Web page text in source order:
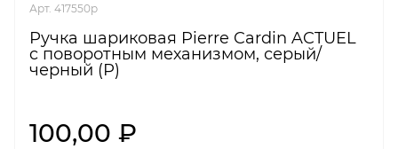
Арт. 417550p
Ручка шариковая Pierre Cardin ACTUEL
c поворотным механизмом, серый/
черный (Р)
100,00 ₽